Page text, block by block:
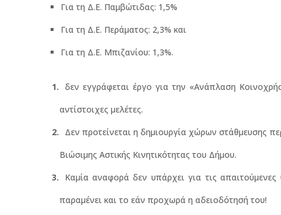
Για τη Δ.Ε. Παμβώτιδας: 1,5%
Για τη Δ.Ε. Περάματος: 2,3% και
Για τη Δ.Ε. Μπιζανίου: 1,3%.
δεν εγγράφεται έργο για την «Ανάπλαση
αντίστοιχες μελέτες.
Δεν προτείνεται η δημιουργία χώρων στάθμευσης
Βιώσιμης Αστικής Κινητικότητας του Δήμου.
Καμία αναφορά δεν υπάρχει για τις
παραμένει και το εάν προχωρά η αδειοδότησή του!